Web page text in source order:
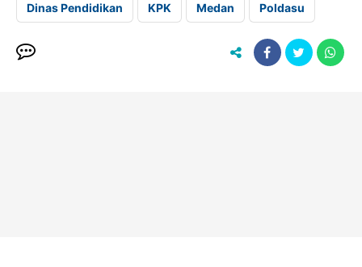
Dinas Pendidikan KPK Medan Poldasu